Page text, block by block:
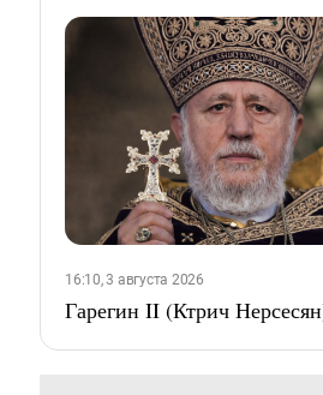
16:10, 3 августа 2026
Гарегин II (Ктрич